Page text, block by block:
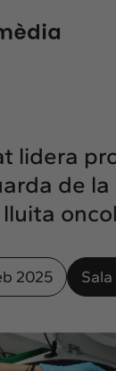
lidera
de
lluita
2025